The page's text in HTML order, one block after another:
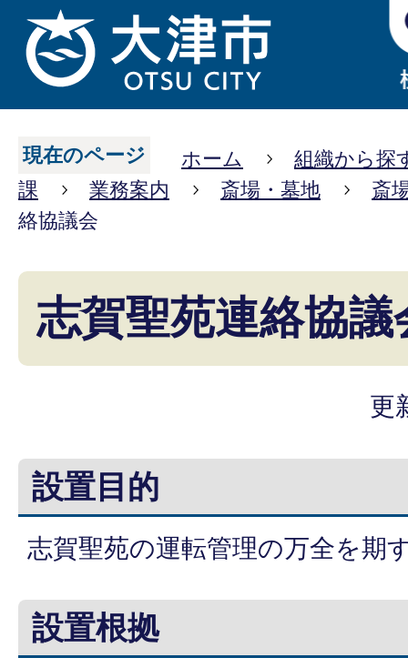
現在のページ ホーム
組織から探
課
業務案内 斎場・墓地
斎
絡協議会
志賀聖苑連絡協議
更
設置目的
志賀聖苑の運転管理の万全を期
設置根拠